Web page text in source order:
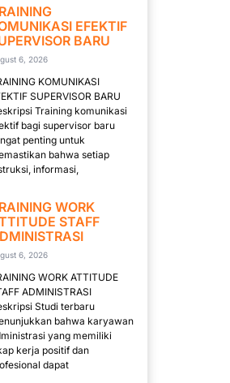
EFEKTIF
BARU
6, 2026
KOMUNIKASI
SUPERVISOR BARU
Training komunikasi
bagi supervisor baru
penting untuk
bahwa setiap
informasi,
WORK
STAFF
6, 2026
WORK ATTITUDE
ADMINISTRASI
Studi terbaru
bahwa karyawan
yang memiliki
kerja positif dan
dapat